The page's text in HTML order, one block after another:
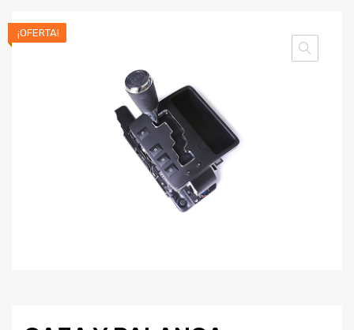
¡OFERTA!